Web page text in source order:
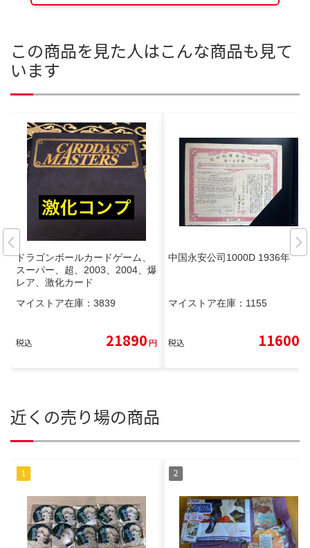
この商品を見た人はこんな商品も見て
います
ドラゴンボールカードゲーム、
スーパー、超、2003、2004、爆
レア、激化カード
マイストア在庫： 3839
税込 21890円
中国永安公司1000D 1936年
マイストア在庫： 1155
税込 11600
近くの売り場の商品